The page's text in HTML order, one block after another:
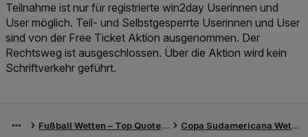
Teilnahme ist nur für registrierte win2day Userinnen und
User möglich. Teil- und Selbstgesperrte Userinnen und User
sind von der Free Ticket Aktion ausgenommen. Der
Rechtsweg ist ausgeschlossen. Über die Aktion wird kein
Schriftverkehr geführt.